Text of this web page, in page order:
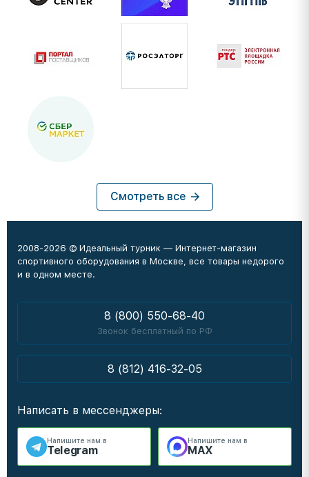
Смотреть все
2008-2026 © Идеальный турник — Интернет-магазин
спортивного оборудования в Москве, все товары недорого
и в одном месте.
8 (800) 550-68-40
Звонок бесплатный по РФ
8 (812) 416-32-05
Написать в мессенджеры:
Напишите нам в
Telegram
Напишите нам в
MAX